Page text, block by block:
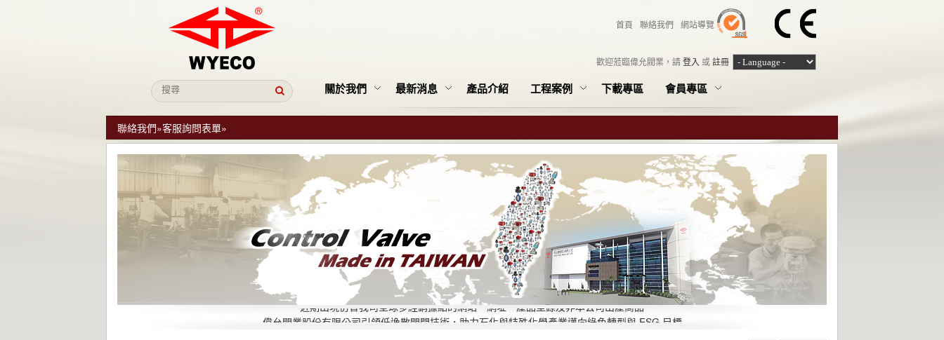
首頁 聯絡我們 網站導覽
歡迎蒞臨偉允閥業， 請登入 或註冊
關於我們 最新消息 產品介紹 工程案例 下載專區 會員專區
聯絡我們»客服詢問表單»
本公司名義遭冒用之聲明
近期出現仿冒我司全球多經銷據點的網站、網址、產品型錄及非本公司出產商品
偉允閥業股份有限公司引領低逸散閥門技術，助力石化與特殊化學產業邁向綠色轉型與 ESG 目標